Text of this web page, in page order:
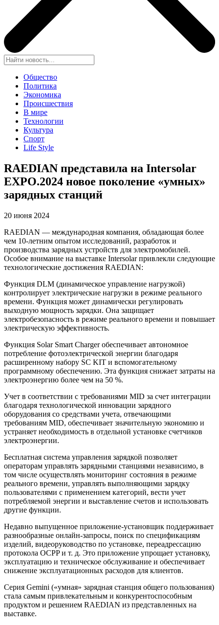
Общество
Политика
Экономика
Происшествия
В мире
Технологии
Культура
Спорт
Life Style
RAEDIAN представила на Intersolar
EXPO.2024 новое поколение «умных»
зарядных станций
20 июня 2024
RAEDIAN — международная компания, обладающая более
чем 10-летним опытом исследований, разработок и
производства зарядных устройств для электромобилей.
Особое внимание на выставке Intersolar привлекли следующие
технологические достижения RAEDIAN:
Функция DLM (динамическое управление нагрузкой)
контролирует электрические нагрузки в режиме реального
времени. Функция может динамически регулировать
выходную мощность зарядки. Она защищает
электробезопасность в режиме реального времени и повышает
электрическую эффективность.
Функция Solar Smart Charger обеспечивает автономное
потребление фотоэлектрической энергии благодаря
расширенному набору SC KIT и вспомогательному
программному обеспечению. Эта функция снижает затраты на
электроэнергию более чем на 50 %.
Учет в соответствии с требованиями MID за счет интеграции
благодаря технологической инновации зарядного
оборудования со средствами учета, отвечающими
требованиям MID, обеспечивает значительную экономию и
устраняет необходимость в отдельной установке счетчиков
электроэнергии.
Бесплатная система управления зарядкой позволяет
операторам управлять зарядными станциями независимо, в
том числе осуществлять мониторинг состояния в режиме
реального времени, управлять выполняющими зарядку
пользователями с применением категорий, вести учет
потребляемой энергии и выставление счетов и использовать
другие функции.
Недавно выпущенное приложение-установщик поддерживает
разнообразные онлайн-запросы, поиск по спецификациям
изделий, видеоруководство по установке, переадрессацию
протокола OCPP и т. д. Это приложение упрощает установку,
эксплуатацию и техническое обслуживание и обеспечивает
снижение эксплуатационных расходов для клиентов.
Серия Gemini («умная» зарядная станция общего пользования)
стала самым привлекательным и конкурентоспособным
продуктом и решением RAEDIAN из представленных на
выставке.